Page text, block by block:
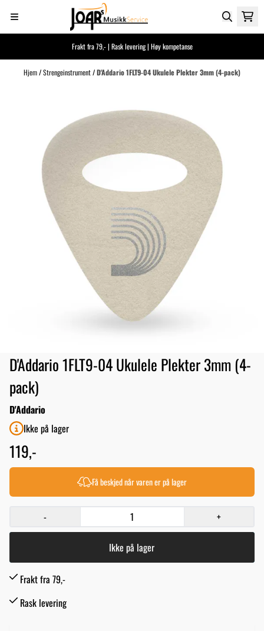
Hopp til innhold
Frakt fra 79,- | Rask levering | Høy kompetanse
Hjem/Strengeinstrument/D'Addario 1FLT9-04 Ukulele Plekter 3mm (4-pack)
D'Addario 1FLT9-04 Ukulele Plekter 3mm (4-
pack)
D'Addario
Ikke på lager
119,-
Få beskjed når varen er på lager
- +
Ikke på lager
Frakt fra 79,-
Rask levering